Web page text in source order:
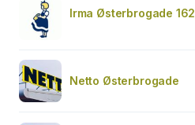
Irma Østerbrogade 162
Netto Østerbrogade